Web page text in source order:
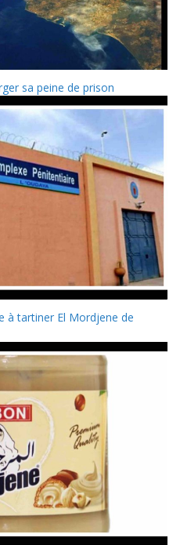
sa peine de prison
à tartiner El Mordjene de